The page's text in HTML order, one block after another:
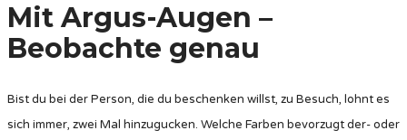
Mit Argus-Augen –
Beobachte genau
Bist du bei der Person, die du beschenken willst, zu Besuch, lohnt es
sich immer, zwei Mal hinzugucken. Welche Farben bevorzugt der- oder